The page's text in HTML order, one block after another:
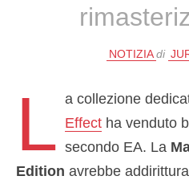
NOTIZIA di
L a collezione
Effect ha venduto
secondo EA. La
Edition avrebbe